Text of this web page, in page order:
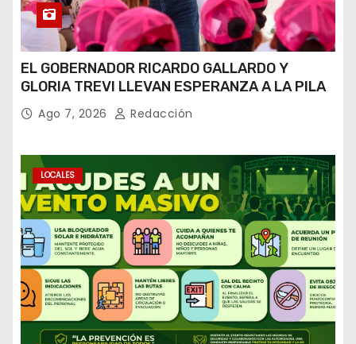
EL GOBERNADOR RICARDO GALLARDO Y
GLORIA TREVI LLEVAN ESPERANZA A LA PILA
Ago 7, 2026 Redacción
LOCALES